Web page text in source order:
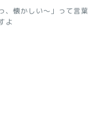
、懐かしい～」って言葉
よ